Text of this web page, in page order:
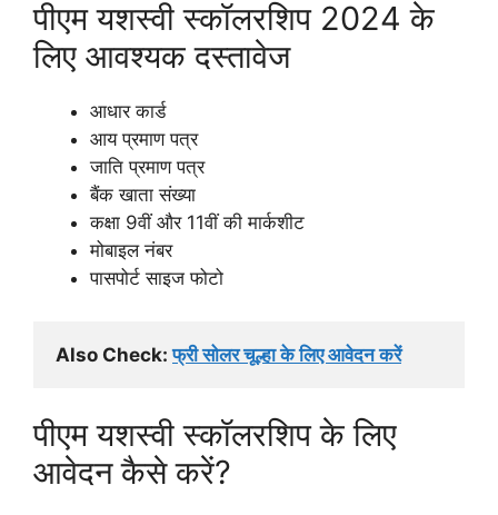
पीएम यशस्वी स्कॉलरशिप 2024 के
लिए आवश्यक दस्तावेज
आधार कार्ड
आय प्रमाण पत्र
जाति प्रमाण पत्र
बैंक खाता संख्या
कक्षा 9वीं और 11वीं की मार्कशीट
मोबाइल नंबर
पासपोर्ट साइज फोटो
Also Check: फ्री सोलर चूल्हा के लिए आवेदन करें
पीएम यशस्वी स्कॉलरशिप के लिए
आवेदन कैसे करें?